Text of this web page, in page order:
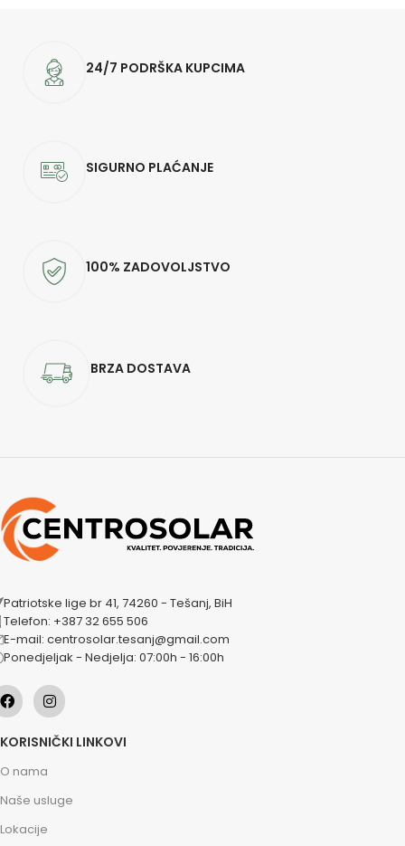
24/7 PODRŠKA KUPCIMA
SIGURNO PLAĆANJE
100% ZADOVOLJSTVO
BRZA DOSTAVA
Patriotske lige br 41, 74260 - Tešanj, BiH
Telefon: +387 32 655 506
E-mail: centrosolar.tesanj@gmail.com
Ponedjeljak - Nedjelja: 07:00h - 16:00h
KORISNIČKI LINKOVI
O nama
Naše usluge
Lokacije